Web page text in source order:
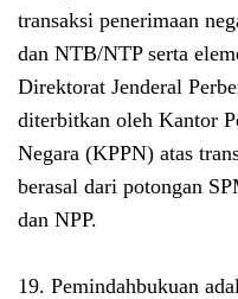
transaksi penerimaan
dan NTB/NTP serta
Direktorat Jenderal
diterbitkan oleh Kantor
Negara (KPPN) atas
berasal dari potongan
dan NPP.
19. Pemindahbukuan